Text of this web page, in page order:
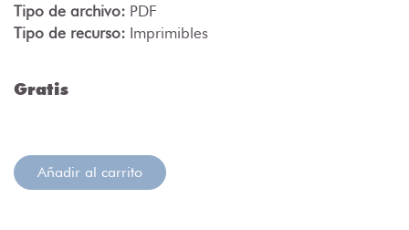
Tipo de archivo: PDF
Tipo de recurso: Imprimibles
Gratis
Añadir al carrito